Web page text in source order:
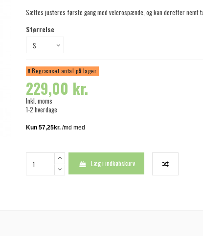
Sættes justeres første gang med velcrospænde, og kan derefter nemt
Størrelse
Begrænset antal på lager
229,00 kr.
Inkl. moms
1-2 hverdage
Læg i indkøbskurv